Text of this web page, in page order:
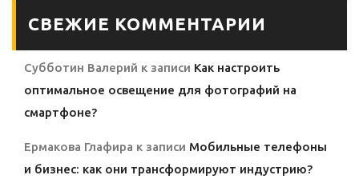
СВЕЖИЕ КОММЕНТАРИИ
Субботин Валерий к записи Как настроить
оптимальное освещение для фотографий на
смартфоне?
Ермакова Глафира к записи Мобильные телефоны
и бизнес: как они трансформируют индустрию?